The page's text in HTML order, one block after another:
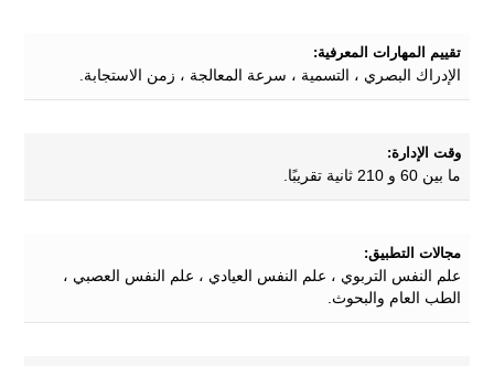
تقييم المهارات المعرفية:
الإدراك البصري ، التسمية ، سرعة المعالجة ، زمن الاستجابة.
وقت الإدارة:
ما بين 60 و 210 ثانية تقريبًا.
مجالات التطبيق:
علم النفس التربوي ، علم النفس العيادي ، علم النفس العصبي ،
الطب العام والبحوث.